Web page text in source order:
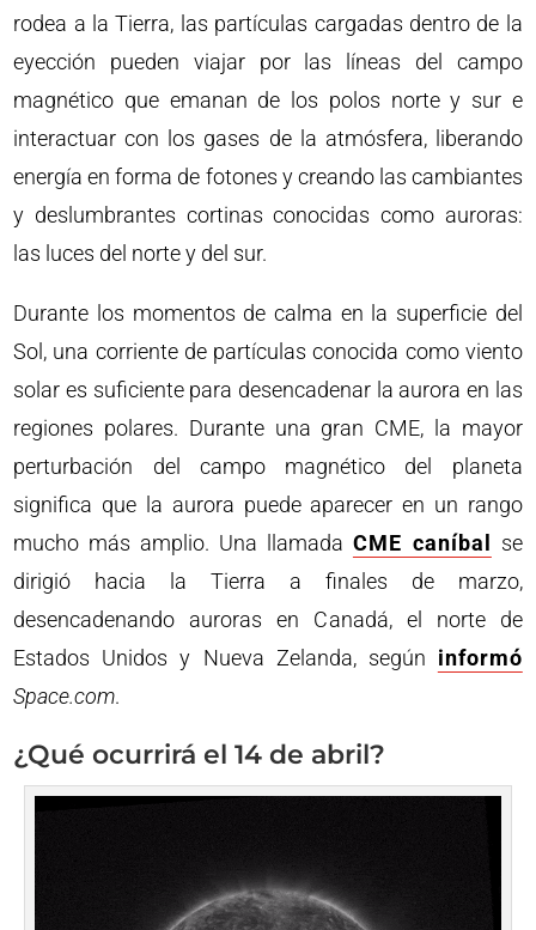
rodea a la Tierra, las partículas cargadas dentro de la
eyección pueden viajar por las líneas del campo
magnético que emanan de los polos norte y sur e
interactuar con los gases de la atmósfera, liberando
energía en forma de fotones y creando las cambiantes
y deslumbrantes cortinas conocidas como auroras:
las luces del norte y del sur.
Durante los momentos de calma en la superficie del
Sol, una corriente de partículas conocida como viento
solar es suficiente para desencadenar la aurora en las
regiones polares. Durante una gran CME, la mayor
perturbación del campo magnético del planeta
significa que la aurora puede aparecer en un rango
mucho más amplio. Una llamada CME caníbal
se
dirigió hacia la Tierra a finales de marzo,
desencadenando auroras en Canadá, el norte de
Estados Unidos y Nueva Zelanda, según informó
Space.com.
¿Qué ocurrirá el 14 de abril?